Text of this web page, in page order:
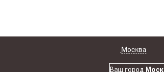
Москва
Ваш город